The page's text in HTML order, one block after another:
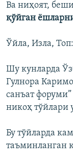
Ва ниҳоят,
қўйган
Ўйла, Изла, Топ:
Шу кунларда
Гулнора
санъат
никоҳ
Бу тўйларда
таъминланган